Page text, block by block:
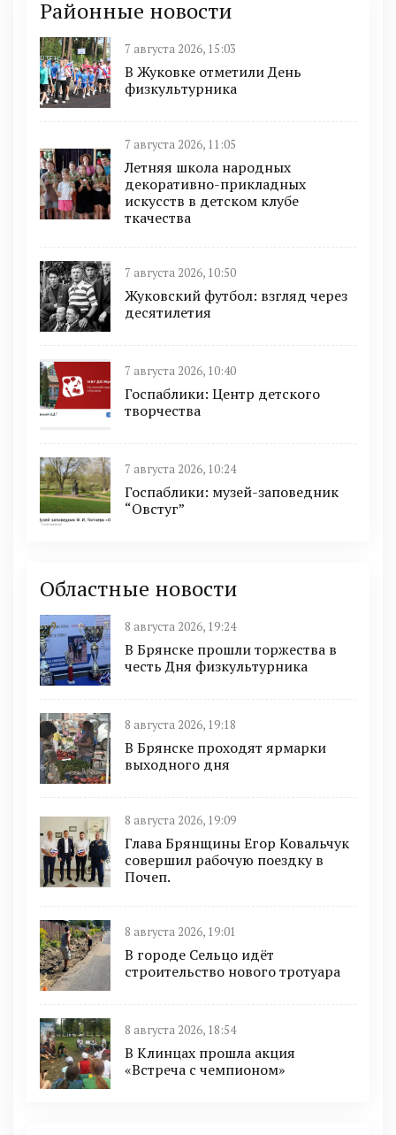
Районные новости
7 августа 2026, 15:03
В Жуковке отметили День
физкультурника
7 августа 2026, 11:05
Летняя школа народных
декоративно-прикладных
искусств в детском клубе
ткачества
7 августа 2026, 10:50
Жуковский футбол: взгляд через
десятилетия
7 августа 2026, 10:40
Госпаблики: Центр детского
творчества
7 августа 2026, 10:24
Госпаблики: музей-заповедник
“Овстуг”
Областные новости
8 августа 2026, 19:24
В Брянске прошли торжества в
честь Дня физкультурника
8 августа 2026, 19:18
В Брянске проходят ярмарки
выходного дня
8 августа 2026, 19:09
Глава Брянщины Егор Ковальчук
совершил рабочую поездку в
Почеп.
8 августа 2026, 19:01
В городе Сельцо идёт
строительство нового тротуара
8 августа 2026, 18:54
В Клинцах прошла акция
«Встреча с чемпионом»